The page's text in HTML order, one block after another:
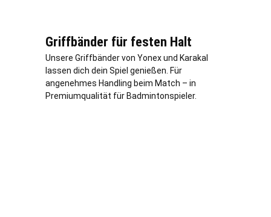
Griffbänder für festen Halt
Unsere Griffbänder von Yonex und Karakal
lassen dich dein Spiel genießen. Für
angenehmes Handling beim Match – in
Premiumqualität für Badmintonspieler.